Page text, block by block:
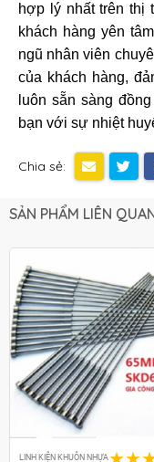
hợp lý nhất trên thị
khách hàng yên
ngũ nhân viên
của khách hàng,
luôn sẵn sàng
bạn với sự nhiệt
Chia sẻ:
SẢN PHẨM LIÊN
LINH KIỆN KHUÔN NHỰA